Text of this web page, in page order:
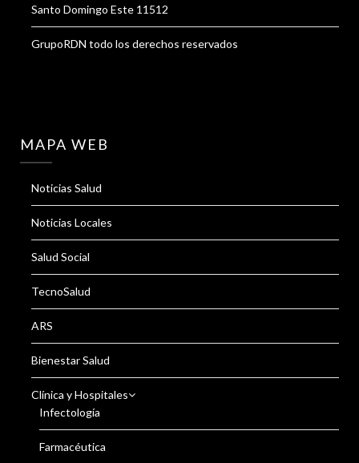
Santo Domingo Este 11512
GrupoRDN todo los derechos reservados
MAPA WEB
Noticias Salud
Noticias Locales
Salud Social
TecnoSalud
ARS
Bienestar Salud
Clínica y Hospitales
Infectología
Farmacéutica